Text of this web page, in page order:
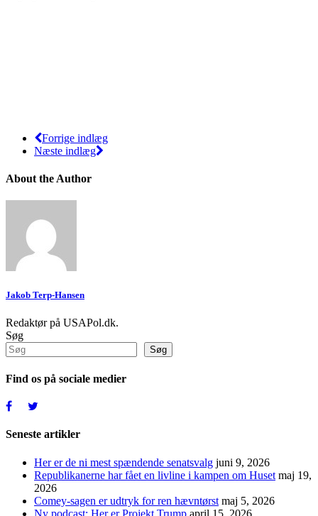
Forrige indlæg
Næste indlæg
About the Author
Jakob Terp-Hansen
Redaktør på USAPol.dk.
Søg
Søg
Find os på sociale medier
Seneste artikler
Her er de ni mest spændende senatsvalg juni 9, 2026
Republikanerne har fået en livline i kampen om Huset maj 19,
2026
Comey-sagen er udtryk for ren hævntørst maj 5, 2026
Ny podcast: Her er Projekt Trump april 15, 2026